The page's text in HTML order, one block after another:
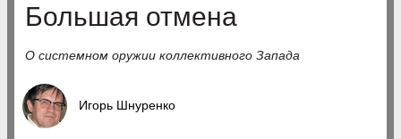
Большая отмена
О системном оружии коллективного Запада
Игорь Шнуренко